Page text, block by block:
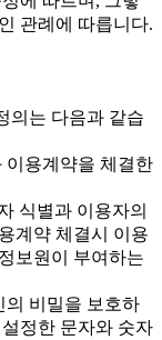
관례에 따릅니다.
의는 다음과 같습
용계약을 체결한
식별과 이용자의
계약 체결시 이용
보원이 부여하는
비밀을 보호하
정한 문자와 숫자